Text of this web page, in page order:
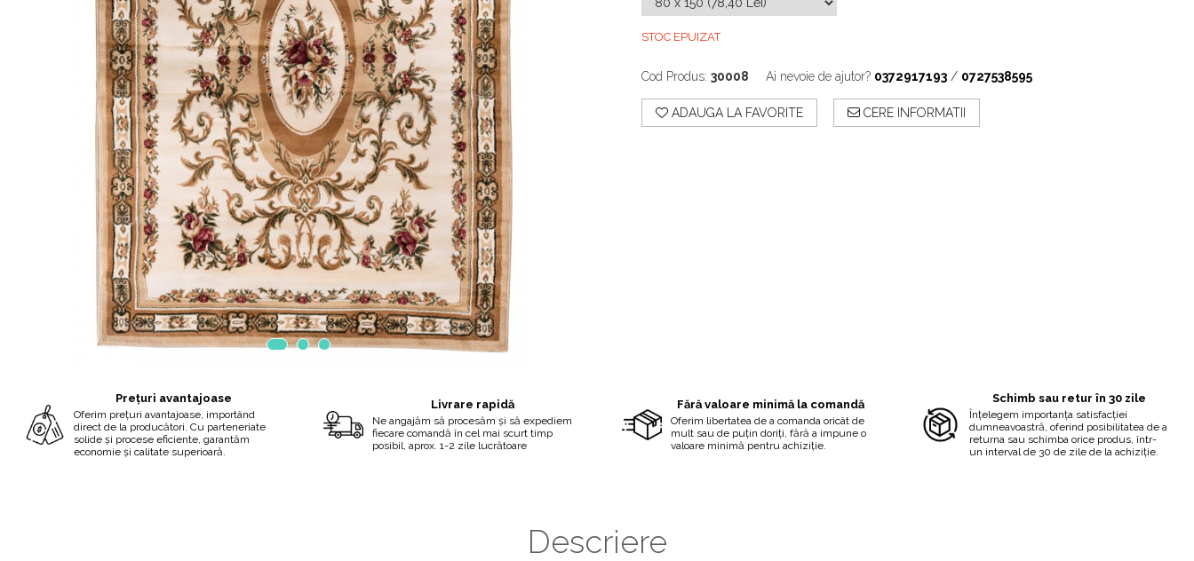
STOC EPUIZAT
Cod Produs: 30008 Ai nevoie de ajutor? 0372917193 / 0727538595
ADAUGA LA FAVORITE CERE INFORMATII
Prețuri avantajoase
Oferim prețuri avantajoase, importând
direct de la producători. Cu parteneriate
solide și procese eficiente, garantăm
economie și calitate superioară.
Livrare rapidă
Ne angajăm să procesăm și să expediem
fiecare comandă în cel mai scurt timp
posibil, aprox. 1-2 zile lucrătoare
Fără valoare minimă la comandă
Oferim libertatea de a comanda oricât de
mult sau de puțin doriți, fără a impune o
valoare minimă pentru achiziție.
Schimb sau retur în 30 zile
Înțelegem importanța satisfacției
dumneavoastră, oferind posibilitatea de a
returna sau schimba orice produs, într-
un interval de 30 de zile de la achiziție.
Descriere